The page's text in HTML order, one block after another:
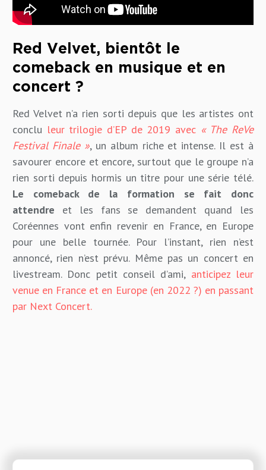
Red Velvet, bientôt le
comeback en musique et en
concert ?
Red Velvet n’a rien sorti depuis que les artistes ont
conclu leur trilogie d’EP de 2019 avec « The ReVe
Festival Finale », un album riche et intense. Il est à
savourer encore et encore, surtout que le groupe n’a
rien sorti depuis hormis un titre pour une série télé.
Le comeback de la formation se fait donc
attendre et les fans se demandent quand les
Coréennes vont enfin revenir en France, en Europe
pour une belle tournée. Pour l’instant, rien n’est
annoncé, rien n’est prévu. Même pas un concert en
livestream. Donc petit conseil d’ami, anticipez leur
venue en France et en Europe (en 2022 ?) en passant
par Next Concert.